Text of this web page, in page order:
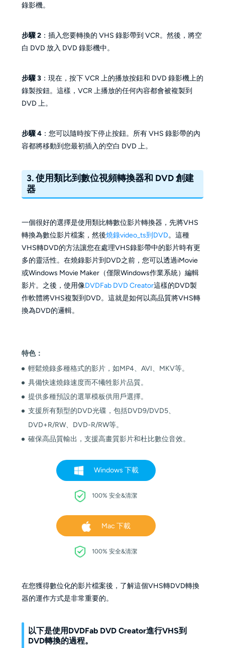
錄影機。
步驟 2：插入您要轉換的 VHS 錄影帶到 VCR。然後，將空
白 DVD 放入 DVD 錄影機中。
步驟 3：現在，按下 VCR 上的播放按鈕和 DVD 錄影機上的
錄製按鈕。這樣，VCR 上播放的任何內容都會被複製到
DVD 上。
步驟 4：您可以隨時按下停止按鈕。所有 VHS 錄影帶的內
容都將移動到您最初插入的空白 DVD 上。
3. 使用類比到數位視頻轉換器和 DVD 創建
器
一個很好的選擇是使用類比轉數位影片轉換器，先將VHS
轉換為數位影片檔案，然後燒錄video_ts到DVD。這種
VHS轉DVD的方法讓您在處理VHS錄影帶中的影片時有更
多的靈活性。在燒錄影片到DVD之前，您可以透過iMovie
或Windows Movie Maker（僅限Windows作業系統）編輯
影片。之後，使用像DVDFab DVD Creator這樣的DVD製
作軟體將VHS複製到DVD。這就是如何以高品質將VHS轉
換為DVD的邏輯。
特色：
輕鬆燒錄多種格式的影片，如MP4、AVI、MKV等。
具備快速燒錄速度而不犧牲影片品質。
提供多種預設的選單模板供用戶選擇。
支援所有類型的DVD光碟，包括DVD9/DVD5、
DVD+R/RW、DVD-R/RW等。
確保高品質輸出，支援高畫質影片和杜比數位音效。
Windows 下載
100% 安全&清潔
Mac 下載
100% 安全&清潔
在您獲得數位化的影片檔案後，了解這個VHS轉DVD轉換
器的運作方式是非常重要的。
以下是使用DVDFab DVD Creator進行VHS到
DVD轉換的過程。